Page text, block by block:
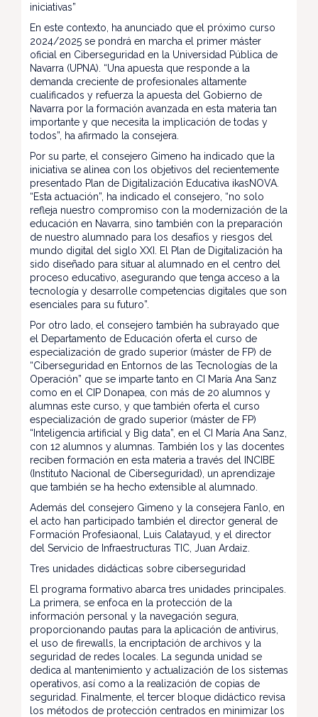
iniciativas”
En este contexto, ha anunciado que el próximo curso
2024/2025 se pondrá en marcha el primer máster
oficial en Ciberseguridad en la Universidad Pública de
Navarra (UPNA). “Una apuesta que responde a la
demanda creciente de profesionales altamente
cualificados y refuerza la apuesta del Gobierno de
Navarra por la formación avanzada en esta materia tan
importante y que necesita la implicación de todas y
todos”, ha afirmado la consejera.
Por su parte, el consejero Gimeno ha indicado que la
iniciativa se alinea con los objetivos del recientemente
presentado Plan de Digitalización Educativa ikasNOVA.
“Esta actuación”, ha indicado el consejero, “no solo
refleja nuestro compromiso con la modernización de la
educación en Navarra, sino también con la preparación
de nuestro alumnado para los desafíos y riesgos del
mundo digital del siglo XXI. El Plan de Digitalización ha
sido diseñado para situar al alumnado en el centro del
proceso educativo, asegurando que tenga acceso a la
tecnología y desarrolle competencias digitales que son
esenciales para su futuro”.
Por otro lado, el consejero también ha subrayado que
el Departamento de Educación oferta el curso de
especialización de grado superior (máster de FP) de
“Ciberseguridad en Entornos de las Tecnologías de la
Operación” que se imparte tanto en CI María Ana Sanz
como en el CIP Donapea, con más de 20 alumnos y
alumnas este curso, y que también oferta el curso
especialización de grado superior (máster de FP)
“Inteligencia artificial y Big data”, en el CI María Ana Sanz,
con 12 alumnos y alumnas. También los y las docentes
reciben formación en esta materia a través del INCIBE
(Instituto Nacional de Ciberseguridad), un aprendizaje
que también se ha hecho extensible al alumnado.
Además del consejero Gimeno y la consejera Fanlo, en
el acto han participado también el director general de
Formación Profesiaonal, Luis Calatayud, y el director
del Servicio de Infraestructuras TIC, Juan Ardaiz.
Tres unidades didácticas sobre ciberseguridad
El programa formativo abarca tres unidades principales.
La primera, se enfoca en la protección de la
información personal y la navegación segura,
proporcionando pautas para la aplicación de antivirus,
el uso de firewalls, la encriptación de archivos y la
seguridad de redes locales. La segunda unidad se
dedica al mantenimiento y actualización de los sistemas
operativos, así como a la realización de copias de
seguridad. Finalmente, el tercer bloque didáctico revisa
los métodos de protección centrados en minimizar los